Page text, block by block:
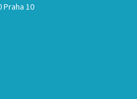
Praha 10